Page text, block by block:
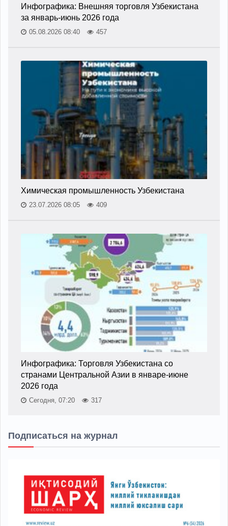
Инфографика: Внешняя торговля Узбекистана
за январь-июнь 2026 года
05.08.2026 08:40 457
Химическая промышленность Узбекистана
23.07.2026 08:05 409
Инфографика: Торговля Узбекистана со
странами Центральной Азии в январе-июне
2026 года
Сегодня, 07:20 317
Подписаться на журнал